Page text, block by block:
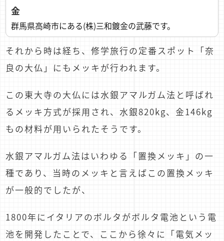
金
群馬県高崎市にある(株)三和鍍金の武藤です。
それから時は経ち、修学旅行の定番スポット「奈
良の大仏」にもメッキが行われます。
この東大寺の大仏には水銀アマルガム法と呼ばれ
るメッキ方式が採用され、水銀820kg、金146kg
もの材料が用いられたそうです。
水銀アマルガム法はいわゆる「置換メッキ」の一
種であり、当時のメッキと言えばこの置換メッキ
が一般的でしたが、
1800年にイタリアのボルタがボルタ電池という電
池を開発したことで、ここから徐々に「電気メッ